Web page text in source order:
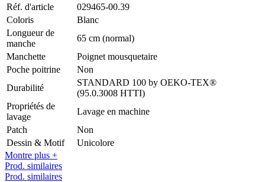
Réf. d'article
029465-00.39
Coloris
Blanc
Longueur de
manche
65 cm (normal)
Manchette
Poignet mousquetaire
Poche poitrine
Non
Durabilité
STANDARD 100 by OEKO-TEX®
(95.0.3008 HTTI)
Propriétés de
lavage
Lavage en machine
Patch
Non
Dessin & Motif
Unicolore
Montre plus +
Prod. similaires
Prod. similaires